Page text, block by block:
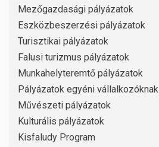
Mezőgazdasági pályázatok
Eszközbeszerzési pályázatok
Turisztikai pályázatok
Falusi turizmus pályázatok
Munkahelyteremtő pályázatok
Pályázatok egyéni vállalkozóknak
Művészeti pályázatok
Kulturális pályázatok
Kisfaludy Program